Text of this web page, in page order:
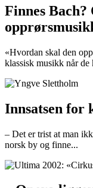
Finnes
«Hvordan skal den
klassisk musikk når de
Innsatsen for
– Det er trist at man
norsk by og finne...